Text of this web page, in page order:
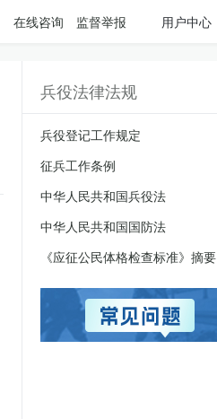
在线咨询 监督举报 用户中心
兵役法律法规
兵役登记工作规定
征兵工作条例
中华人民共和国兵役法
中华人民共和国国防法
《应征公民体格检查标准》摘要